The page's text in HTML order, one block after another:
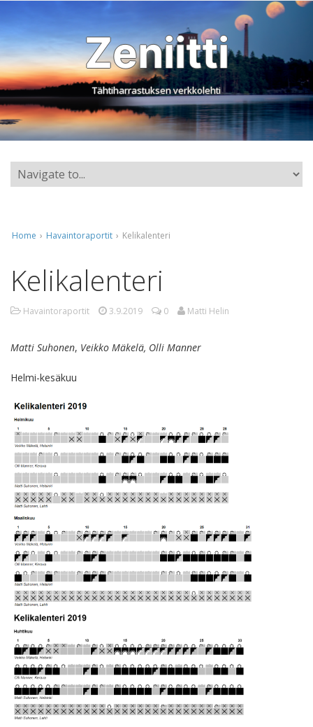
Zeniitti
Tähtiharrastuksen verkkolehti
Home › Havaintoraportit › Kelikalenteri
Kelikalenteri
Havaintoraportit 3.9.2019 0 Matti Helin
Matti Suhonen, Veikko Mäkelä, Olli Manner
Helmi-kesäkuu